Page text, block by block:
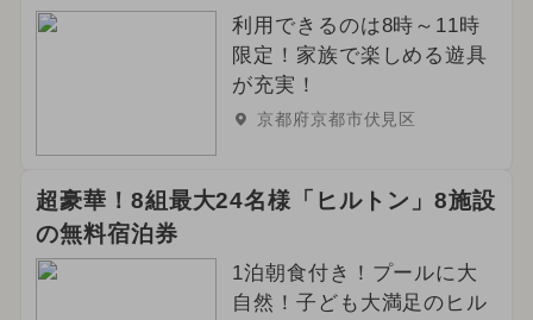
利用できるのは8時～11時
限定！家族で楽しめる遊具
が充実！
京都府京都市伏見区
超豪華！8組最大24名様「ヒルトン」8施設
の無料宿泊券
1泊朝食付き！プールに大
自然！子ども大満足のヒル